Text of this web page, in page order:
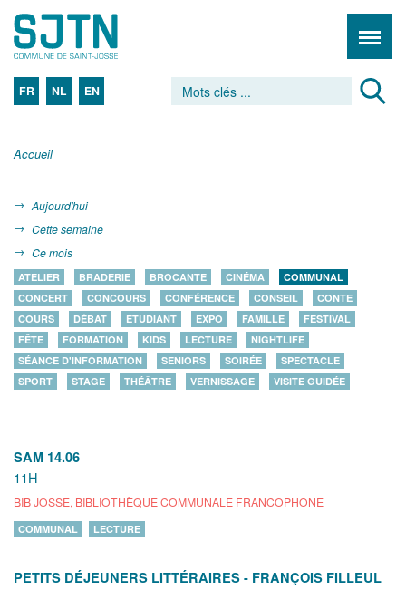
FR NL EN
Accueil
Aujourd'hui
Cette semaine
Ce mois
ATELIER BRADERIE BROCANTE CINÉMA
COMMUNAL
CONCERT
CONCOURS CONFÉRENCE CONSEIL
CONTE
COURS
DÉBAT ETUDIANT EXPO FAMILLE
FESTIVAL
FÊTE
FORMATION KIDS LECTURE
NIGHTLIFE
SÉANCE D'INFORMATION
SENIORS SOIRÉE
SPECTACLE
SPORT
STAGE THÉÂTRE VERNISSAGE VISITE GUIDÉE
SAM 14.06
11H
BIB JOSSE, BIBLIOTHÈQUE COMMUNALE FRANCOPHONE
COMMUNAL LECTURE
PETITS DÉJEUNERS LITTÉRAIRES - FRANÇOIS FILLEUL